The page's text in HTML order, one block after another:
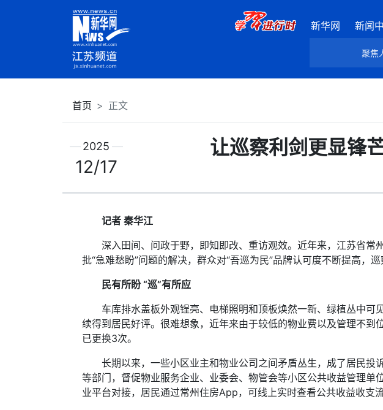
新华网 新闻
聚焦
首页 正文
让巡察利剑更显锋
2025
12/17
记者 秦华江
深入田间、问政于野，即知即改、重访观效。近年来，江苏省常
批“急难愁盼”问题的解决，群众对“吾巡为民”品牌认可度不断提高，巡
民有所盼 “巡”有所应
车库排水盖板外观锃亮、电梯照明和顶板焕然一新、绿植丛中可
续得到居民好评。很难想象，近年来由于较低的物业费以及管理不
已更换3次。
长期以来，一些小区业主和物业公司之间矛盾丛生，成了居民投
等部门，督促物业服务企业、业委会、物管会等小区公共收益管理
业平台对接，居民通过常州住房App，可线上实时查看公共收益收支